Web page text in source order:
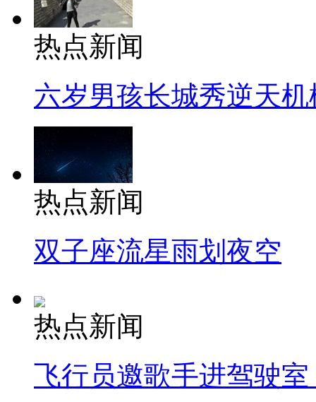
热点新闻
六岁男孩长城秀逆天机
热点新闻
双子座流星雨划夜空
热点新闻
飞行员邀歌手进驾驶